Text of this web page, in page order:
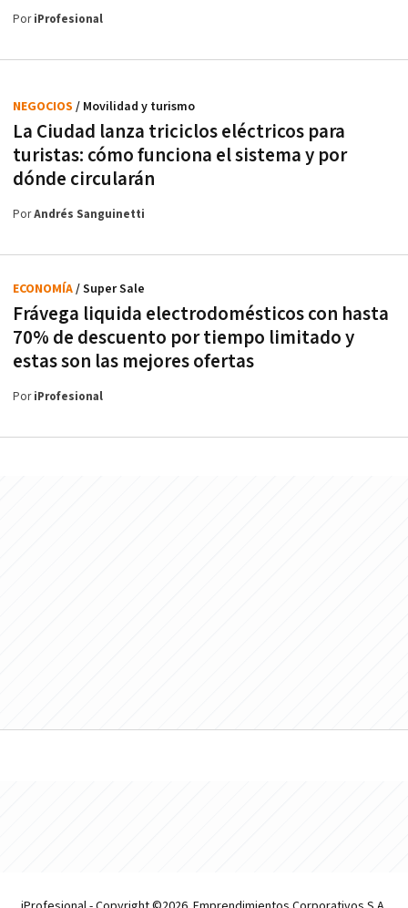
PoriProfesional
La Ciudad lanza triciclos eléctricos para
turistas: cómo funciona el sistema y por
dónde circularán
NEGOCIOS / Movilidad y turismo
PorAndrés Sanguinetti
Frávega liquida electrodomésticos con hasta
70% de descuento por tiempo limitado y
estas son las mejores ofertas
ECONOMÍA/ Super Sale
PoriProfesional